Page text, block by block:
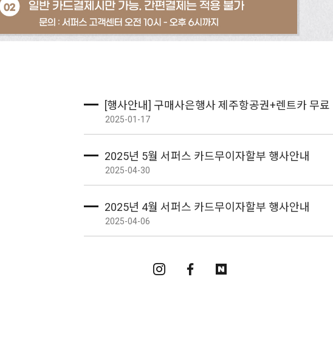
[행사안내] 구매사은행사 제주항공권+렌트카 무료
2025-01-17
2025년 5월 서퍼스 카드무이자할부 행사안내
2025-04-30
2025년 4월 서퍼스 카드무이자할부 행사안내
2025-04-06